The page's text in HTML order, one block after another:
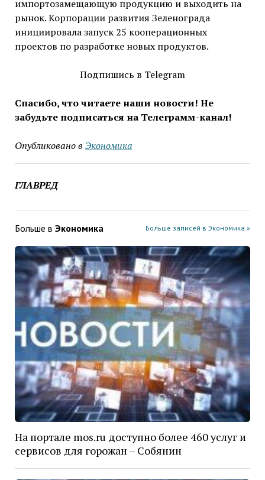
импортозамещающую продукцию и выходить на
рынок. Корпорации развития Зеленограда
инициировала запуск 25 кооперационных
проектов по разработке новых продуктов.
Подпишись в Telegram
Спасибо, что читаете наши новости! Не
забудьте подписаться на Телеграмм-канал!
Опубликовано в Экономика
ГЛАВРЕД
Больше в Экономика Больше записей в Экономика »
На портале mos.ru доступно более 460 услуг и
сервисов для горожан – Собянин